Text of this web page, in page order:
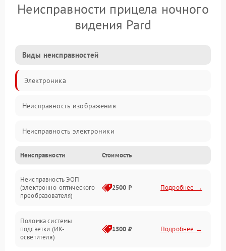
Неисправности прицела ночного
видения Pard
Виды неисправностей
Электроника
Неисправность изображения
Неисправность электроники
Механические повреждения
Неисправность управления
Оптика
Неисправности Стоимость
Неисправность ЭОП
(электронно-оптического
преобразователя)
2500 ₽ Подробнее →
Поломка системы
подсветки (ИК-
осветителя)
1500 ₽ Подробнее →